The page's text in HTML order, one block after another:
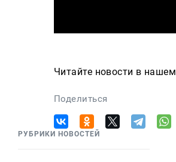
Читайте новости в нашем
Поделиться
РУБРИКИ НОВОСТЕЙ